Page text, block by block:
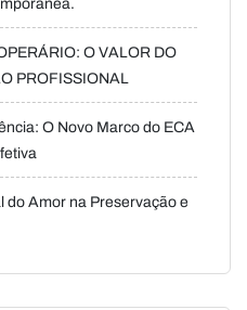
O VALOR DO
PROFISSIONAL
O Novo Marco do ECA
do Amor na Preservação e